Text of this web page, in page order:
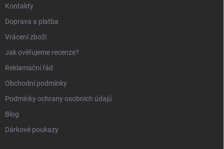
Kontakty
Doprava a platba
Vrácení zboží
Jak ověřujeme recenze?
Reklamační řád
Obchodní podmínky
Podmínky ochrany osobních údajů
Blog
Dárkové poukazy